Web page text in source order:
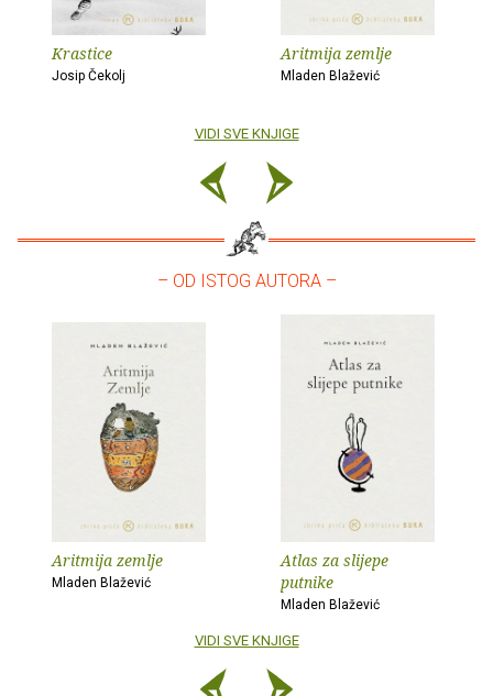
Krastice
Josip Čekolj
Aritmija zemlje
Mladen Blažević
VIDI SVE KNJIGE
– OD ISTOG AUTORA –
Aritmija zemlje
Mladen Blažević
Atlas za slijepe
putnike
Mladen Blažević
VIDI SVE KNJIGE